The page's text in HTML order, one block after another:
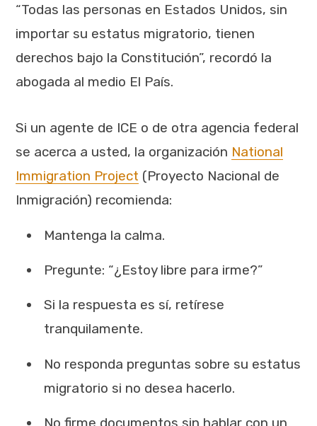
“Todas las personas en Estados Unidos, sin
importar su estatus migratorio, tienen
derechos bajo la Constitución”, recordó la
abogada al medio El País.
Si un agente de ICE o de otra agencia federal
se acerca a usted, la organización National
Immigration Project (Proyecto Nacional de
Inmigración) recomienda:
Mantenga la calma.
Pregunte: “¿Estoy libre para irme?”
Si la respuesta es sí, retírese
tranquilamente.
No responda preguntas sobre su estatus
migratorio si no desea hacerlo.
No firme documentos sin hablar con un